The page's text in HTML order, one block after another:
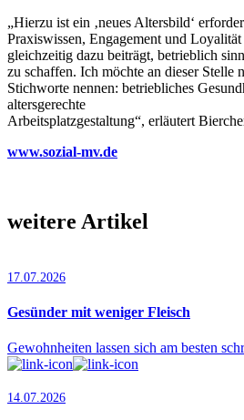
„Hierzu ist ein ‚neues Altersbild‘
Praxiswissen, Engagement und
gleichzeitig dazu beiträgt, betrieblich
zu schaffen. Ich möchte an dieser Stelle
Stichworte nennen: betriebliches
altersgerechte
Arbeitsplatzgestaltung“, erläutert
www.sozial-mv.de
weitere Artikel
17.07.2026
Gesünder mit weniger Fleisch
Gewohnheiten lassen sich am besten
14.07.2026